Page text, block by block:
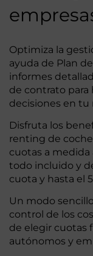
Optimiza la
ayuda de Plan
informes
de contrato para
decisiones en tu
Disfruta los
renting de
cuotas a medida
todo incluido y
cuota y hasta el
Un modo
control de los
de elegir cuotas
autónomos y